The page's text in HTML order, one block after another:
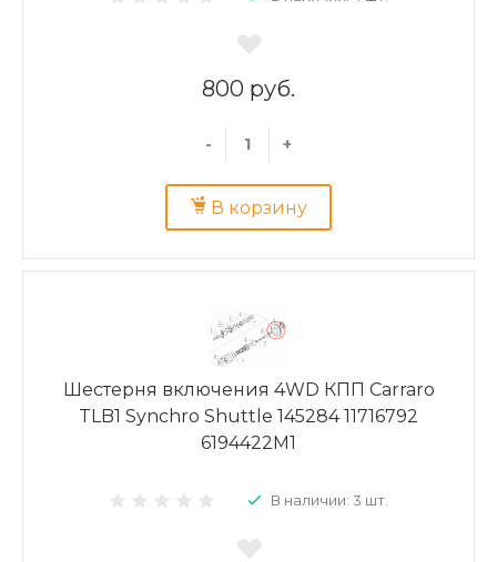
800 руб.
- +
В корзину
Шестерня включения 4WD КПП Carraro
TLB1 Synchro Shuttle 145284 11716792
6194422M1
В наличии: 3 шт.